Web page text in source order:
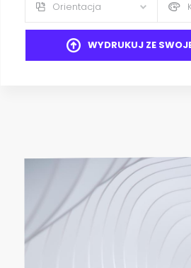
Orientacja
WYDRUKUJ ZE